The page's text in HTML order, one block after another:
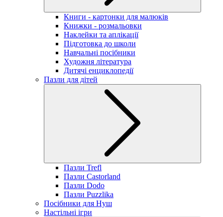
Книги - картонки для малюків
Книжки - розмальовки
Наклейки та аплікації
Підготовка до школи
Навчальні посібники
Художня література
Дитячі енциклопедії
Пазли для дітей
Пазли Trefl
Пазли Castorland
Пазли Dodo
Пазли Puzzlika
Посібники для Нуш
Настільні ігри